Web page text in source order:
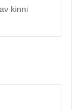
kinni